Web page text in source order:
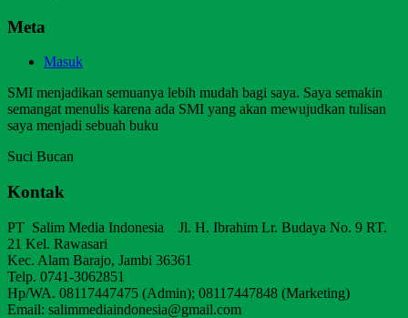
Meta
Masuk
SMI menjadikan semuanya lebih mudah bagi saya. Saya semakin
semangat menulis karena ada SMI yang akan mewujudkan tulisan
saya menjadi sebuah buku
Suci Bucan
Kontak
PT Salim Media Indonesia Jl. H. Ibrahim Lr. Budaya No. 9 RT.
21 Kel. Rawasari
Kec. Alam Barajo, Jambi 36361
Telp. 0741-3062851
Hp/WA. 08117447475 (Admin); 08117447848 (Marketing)
Email: salimmediaindonesia@gmail.com